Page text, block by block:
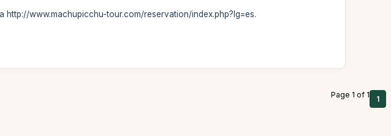
www.machupicchu-tour.com/reservation/index.php?lg=es.
Page 1 of 1 1